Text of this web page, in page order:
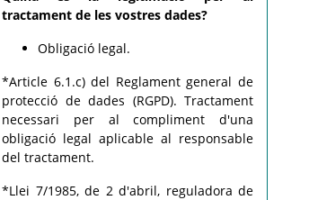
tractament de les vostres dades?
Obligació legal.
*Article 6.1.c) del Reglament general de
protecció de dades (RGPD). Tractament
necessari per al compliment d'una
obligació legal aplicable al responsable
del tractament.
*Llei 7/1985, de 2 d'abril, reguladora de